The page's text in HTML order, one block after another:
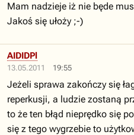
Mam nadzieje iż nie będe
Jakoś się ułoży ;-)
13.05.2011 19:55
AIDIDPl
Jeżeli sprawa zakończy się
reperkusji, a ludzie zostaną
to że ten błąd nieprędko się
się z tego wygrzebie to